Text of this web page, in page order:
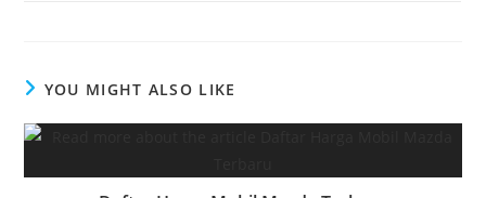
YOU MIGHT ALSO LIKE